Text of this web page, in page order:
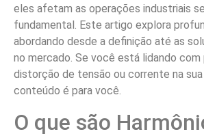
eles afetam as operações industriais
fundamental. Este artigo explora
abordando desde a definição até as
no mercado. Se você está lidando com
distorção de tensão ou corrente na
conteúdo é para você.
O que são